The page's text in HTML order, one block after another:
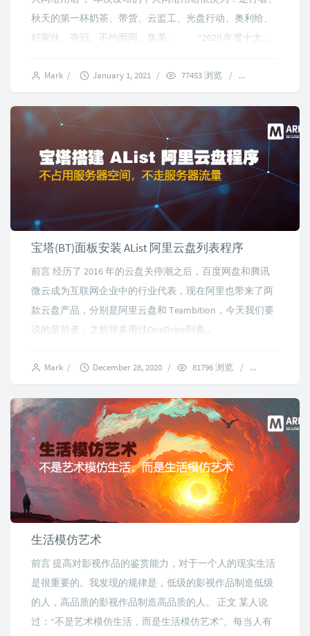
秋天的第一杯奶茶、带货、云监工、光盘行动、奥利给、
好家伙、夺冠、不约而同、集美。 “2020 年度十大...
Mark / January 1, 2021 / 77453 浏览 /
宝塔(BT)面板安装 AList 阿里云盘列表程序
前言 经历了 2016 年的云盘关停潮之后，百度网盘和腾讯
微云成为互联网企业中的行业代表，现在阿里也带来了两
款云盘产品，分别是阿里云盘和 Teambition，今天我们要
说的是前者，之前很多用过OneDrive列表...
Mark / December 28, 2020 / 81796 浏览 /
生活模仿艺术
前言 提高对影视作品的鉴赏能力，对于一个人的现实生活
是很重要的。我发现的规律是，低级的影视作品制造低级
的人，高品质的影视作品制造高品质的人。 正文 某人说
过：“不是艺术模仿生活，而是生活模仿艺术”。每当人有